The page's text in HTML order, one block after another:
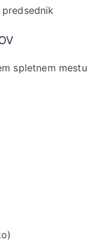
predsednik
spletnem mestu